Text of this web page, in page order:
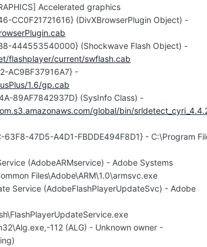
Accelerated graphics
CC0F21721616} (DivXBrowserPlugin Object) -
444553540000} (Shockwave Flash Object) -
flashplayer/current/swflash.cab
AC9BF37916A7} -
1.6/gp.cab
89AF7842937D} (SysInfo Class) -
global/bin/
47D5-A4D1-FBDDE494F8D1} - C:\Program
(AdobeARMservice) - Adobe Systems
Files\Adobe\ARM\1.0\armsvc.exe
Service (AdobeFlashPlayerUpdateSvc) - Adobe
112 (ALG) - Unknown owner -